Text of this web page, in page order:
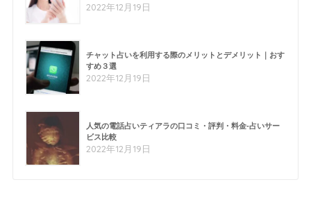
2022年12月19日
チャット占いを利用する際のメリットとデメリット｜おす
すめ３選
2022年12月19日
人気の電話占いティアラの口コミ・評判・料金-占いサー
ビス比較
2022年12月19日